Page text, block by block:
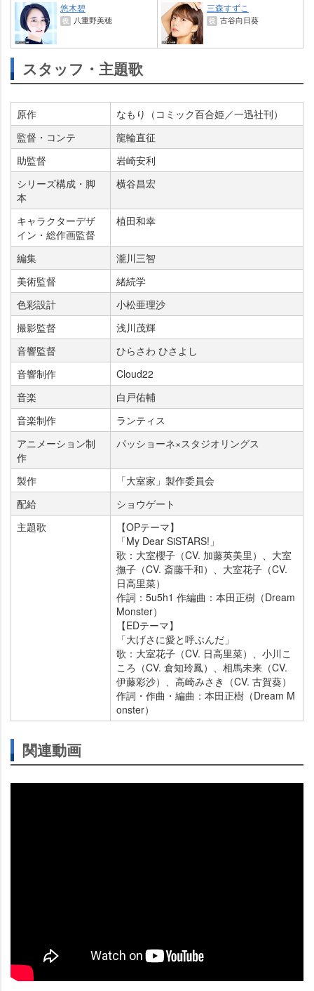
悠木碧
役 八重野美穂
三森すずこ
役 古谷向日葵
スタッフ・主題歌
原作
なもり（コミック百合姫／一迅社刊）
監督・コンテ
龍輪直征
助監督
崎安利
シリーズ構成・脚
本
横谷昌宏
キャラクターデザ
イン・総作画監督
植田和幸
編集
瀧川三智
美術監督
緒続学
色彩設計
小松亜理沙
撮影監督
浅川茂輝
音響監督
ひらさわ ひさよし
音響制作
Cloud22
音楽
白戸佑輔
音楽制作
ランティス
アニメーション制
作
パッショーネ×スタジオリングス
製作
「大室家」製作委員会
配給
ショウゲート
主題歌
【OPテーマ】
「My Dear SiSTARS!」
歌：大室櫻子（CV. 加藤英美里）、大室
撫子（CV. 斎藤千和）、大室花子（CV.
日高里菜）
作詞：5u5h1 作編曲：本田正樹（Dream
Monster）
【EDテーマ】
「大げさに愛と呼ぶんだ」
歌：大室花子（CV. 日高里菜）、小川こ
ころ（CV. 倉知玲鳳）、相馬未来（CV.
伊藤彩沙）、高崎みさき（CV. 古賀葵）
作詞・作曲・編曲：本田正樹（Dream M
onster）
関連動画